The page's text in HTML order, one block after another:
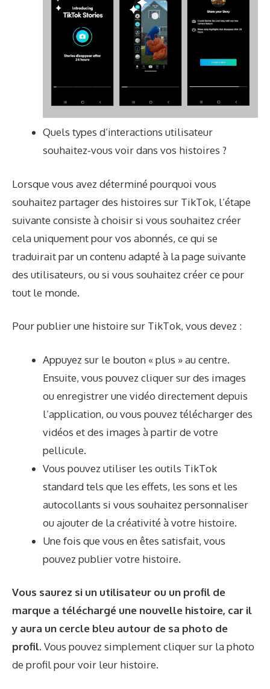
Quels types d’interactions utilisateur
souhaitez-vous voir dans vos histoires ?
Lorsque vous avez déterminé pourquoi vous
souhaitez partager des histoires sur TikTok, l’étape
suivante consiste à choisir si vous souhaitez créer
cela uniquement pour vos abonnés, ce qui se
traduirait par un contenu adapté à la page suivante
des utilisateurs, ou si vous souhaitez créer ce pour
tout le monde.
Pour publier une histoire sur TikTok, vous devez :
Appuyez sur le bouton « plus » au centre.
Ensuite, vous pouvez cliquer sur des images
ou enregistrer une vidéo directement depuis
l’application, ou vous pouvez télécharger des
vidéos et des images à partir de votre
pellicule.
Vous pouvez utiliser les outils TikTok
standard tels que les effets, les sons et les
autocollants si vous souhaitez personnaliser
ou ajouter de la créativité à votre histoire.
Une fois que vous en êtes satisfait, vous
pouvez publier votre histoire.
Vous saurez si un utilisateur ou un profil de
marque a téléchargé une nouvelle histoire, car il
y aura un cercle bleu autour de sa photo de
profil. Vous pouvez simplement cliquer sur la photo
de profil pour voir leur histoire.